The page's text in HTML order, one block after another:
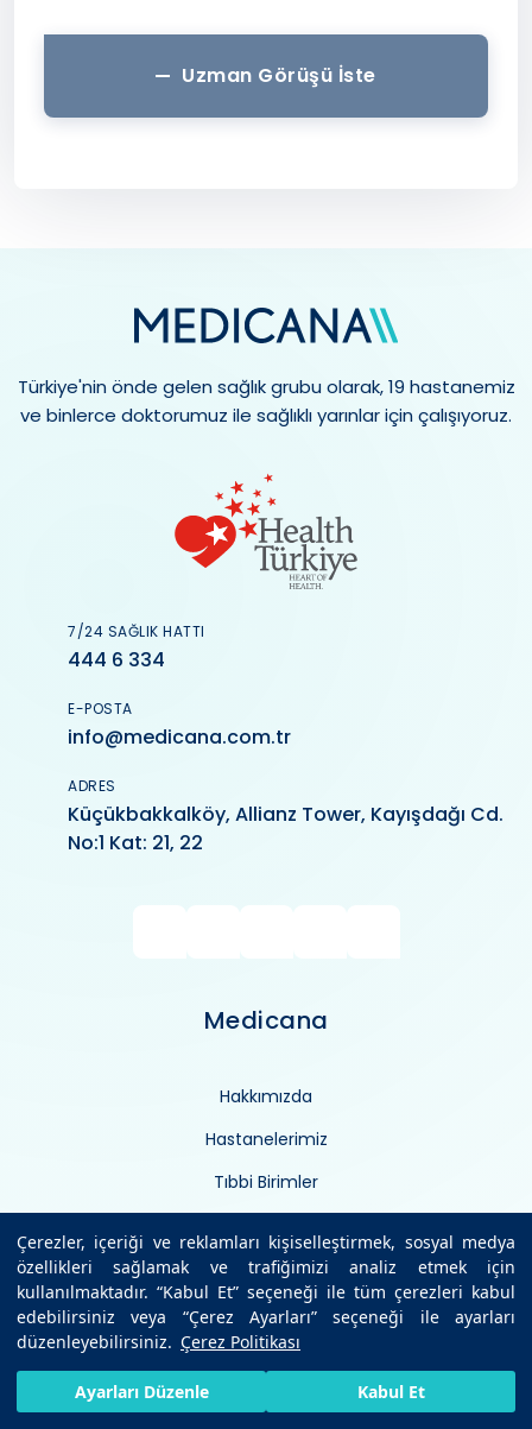
Çerezler, içeriği ve reklamları kişiselleştirmek, sosyal medya
özellikleri sağlamak ve trafiğimizi analiz etmek için
kullanılmaktadır. “Kabul Et” seçeneği ile tüm çerezleri kabul
edebilirsiniz veya “Çerez Ayarları” seçeneği ile ayarları
düzenleyebilirsiniz. Çerez Politikası
Ayarları Düzenle Kabul Et
Uzman Görüşü İste
Türkiye'nin önde gelen sağlık grubu olarak, 19 hastanemiz
ve binlerce doktorumuz ile sağlıklı yarınlar için çalışıyoruz.
7/24 SAĞLIK HATTI
444 6 334
E-POSTA
info@medicana.com.tr
ADRES
Küçükbakkalköy, Allianz Tower, Kayışdağı Cd.
No:1 Kat: 21, 22
Medicana
Hakkımızda
Hastanelerimiz
Tıbbi Birimler
Hekimlerimiz
Sağlık Ansiklopedisi
Sağlıklı Bilgiler
Medikal Teknolojiler
HIZLI RANDEVU AL BIZE ULAŞIN